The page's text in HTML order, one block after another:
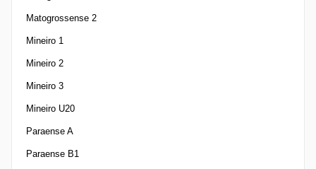
Matogrossense 2
Mineiro 1
Mineiro 2
Mineiro 3
Mineiro U20
Paraense A
Paraense B1